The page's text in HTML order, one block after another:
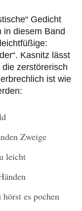
Gedicht
in diesem Band
Kasnitz lässt
zerstörerisch
ist wie
Zweige
leicht
es pochen